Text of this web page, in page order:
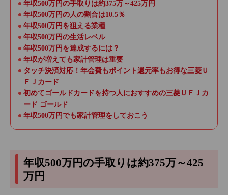
年収500万円の手取りは約375万～425万円
年収500万円の人の割合は10.5％
年収500万円を狙える業種
年収500万円の生活レベル
年収500万円を達成するには？
年収が増えても家計管理は重要
タッチ決済対応！年会費もポイント還元率もお得な三菱Ｕ
ＦＪカード
初めてゴールドカードを持つ人におすすめの三菱ＵＦＪカ
ード ゴールド
年収500万円でも家計管理をしておこう
年収500万円の手取りは約375万～425
万円